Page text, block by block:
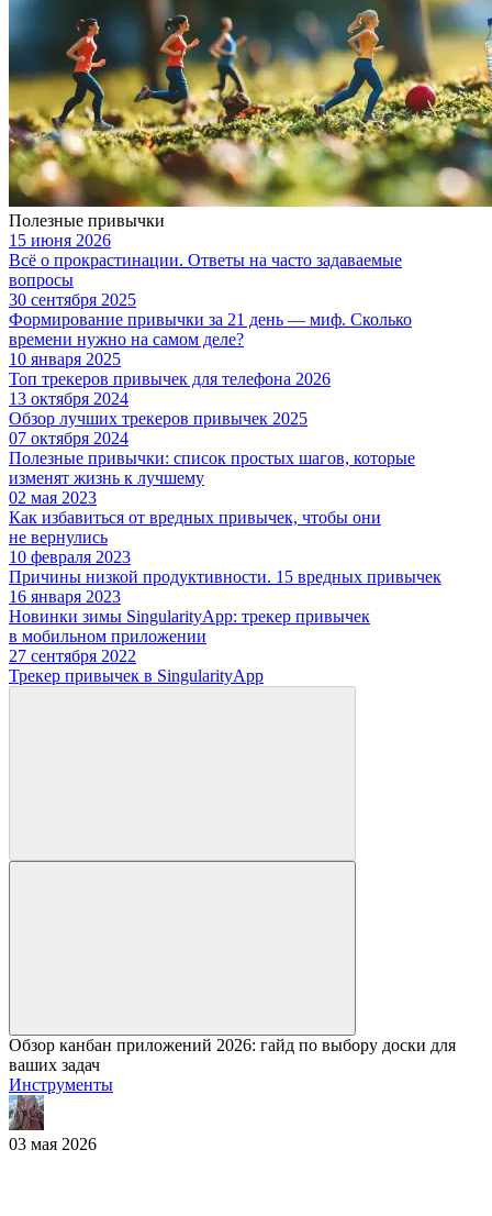
Полезные привычки
15 июня 2026
Всё о прокрастинации. Ответы на часто задаваемые
вопросы
30 сентября 2025
Формирование привычки за 21 день — миф. Сколько
времени нужно на самом деле?
10 января 2025
Топ трекеров привычек для телефона 2026
13 октября 2024
Обзор лучших трекеров привычек 2025
07 октября 2024
Полезные привычки: список простых шагов, которые
изменят жизнь к лучшему
02 мая 2023
Как избавиться от вредных привычек, чтобы они
не вернулись
10 февраля 2023
Причины низкой продуктивности. 15 вредных привычек
16 января 2023
Новинки зимы SingularityApp: трекер привычек
в мобильном приложении
27 сентября 2022
Трекер привычек в SingularityApp
Обзор канбан приложений 2026: гайд по выбору доски для
ваших задач
Инструменты
03 мая 2026